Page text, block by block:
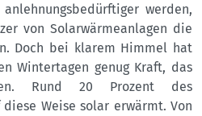
werden,
von Solarwärmeanlagen die
Doch bei klarem Himmel hat
Wintertagen genug Kraft, das
Rund 20 Prozent des
Weise solar erwärmt. Von